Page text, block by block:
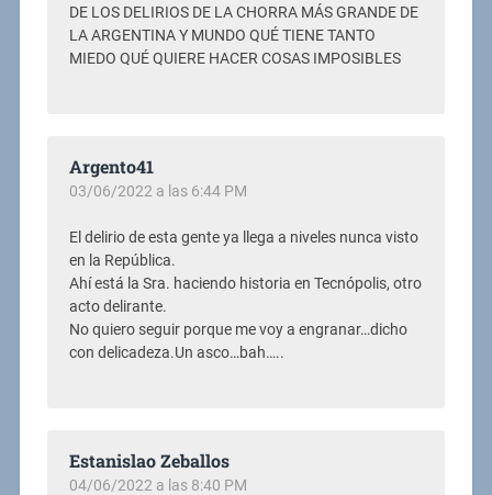
DE LOS DELIRIOS DE LA CHORRA MÁS GRANDE DE
LA ARGENTINA Y MUNDO QUÉ TIENE TANTO
MIEDO QUÉ QUIERE HACER COSAS IMPOSIBLES
Argento41
03/06/2022 a las 6:44 PM
El delirio de esta gente ya llega a niveles nunca visto
en la República.
Ahí está la Sra. haciendo historia en Tecnópolis, otro
acto delirante.
No quiero seguir porque me voy a engranar…dicho
con delicadeza.Un asco…bah…..
Estanislao Zeballos
04/06/2022 a las 8:40 PM